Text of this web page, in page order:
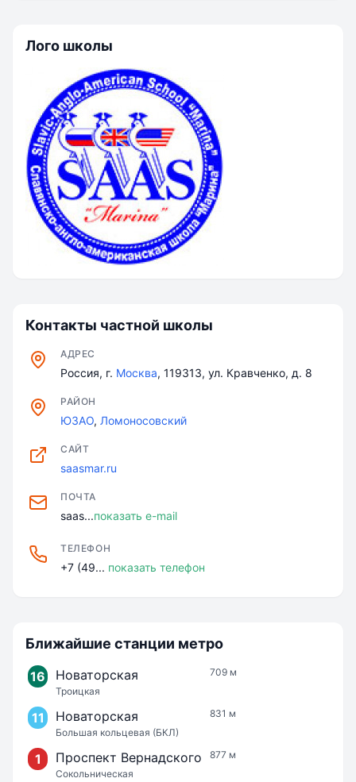
Лого школы
Контакты частной школы
АДРЕС
Россия, г. Москва, 119313, ул. Кравченко, д. 8
РАЙОН
ЮЗАО, Ломоносовский
САЙТ
saasmar.ru
ПОЧТА
saas...показать e-mail
ТЕЛЕФОН
+7 (49... показать телефон
Ближайшие станции метро
16 Новаторская
Троицкая
709 м
11 Новаторская
Большая кольцевая (БКЛ)
831 м
1 Проспект Вернадского
Сокольническая
877 м